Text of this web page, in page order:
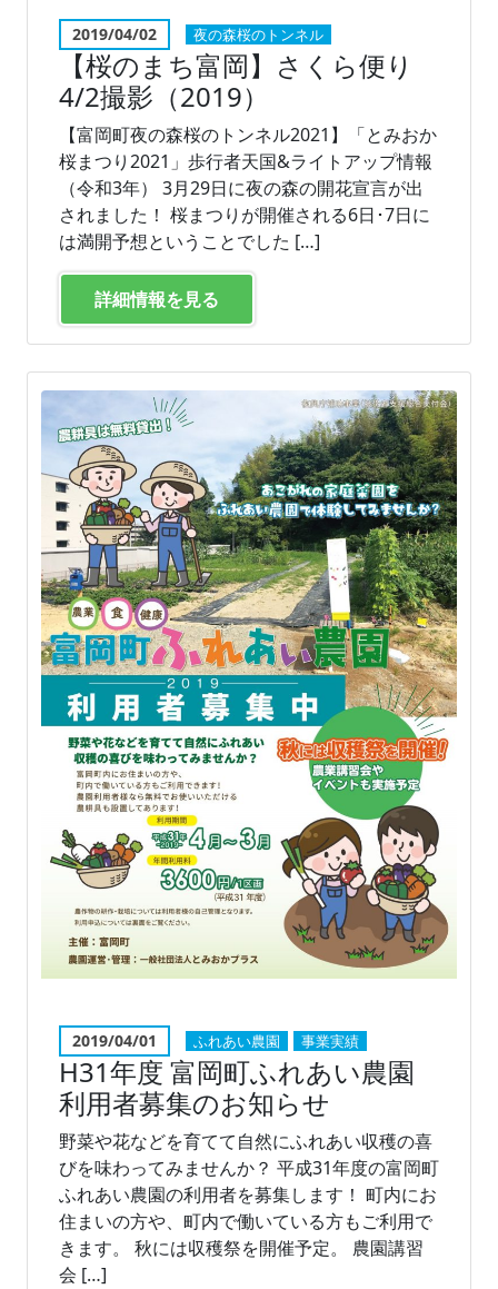
2019/04/02 夜の森桜のトンネル
【桜のまち富岡】さくら便り
4/2撮影（2019）
【富岡町夜の森桜のトンネル2021】「とみおか
桜まつり2021」歩行者天国&ライトアップ情報
（令和3年） 3月29日に夜の森の開花宣言が出
されました！ 桜まつりが開催される6日･7日に
は満開予想ということでした […]
詳細情報を見る
2019/04/01 ふれあい農園 事業実績
H31年度 富岡町ふれあい農園
利用者募集のお知らせ
野菜や花などを育てて自然にふれあい収穫の喜
びを味わってみませんか？ 平成31年度の富岡町
ふれあい農園の利用者を募集します！ 町内にお
住まいの方や、町内で働いている方もご利用で
きます。 秋には収穫祭を開催予定。 農園講習
会 […]